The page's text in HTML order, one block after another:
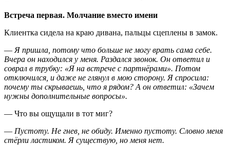
Встреча первая. Молчание вместо имени
Клиентка сидела на краю дивана, пальцы сцеплены в замок.
— Я пришла, потому что больше не могу врать сама себе.
Вчера он находился у меня. Раздался звонок. Он ответил и
соврал в трубку: «Я на встрече с партнёрами». Потом
отключился, и даже не глянул в мою сторону. Я спросила:
почему ты скрываешь, что я рядом? А он ответил: «Зачем
нужны дополнительные вопросы».
— Что вы ощущали в тот миг?
— Пустоту. Не гнев, не обиду. Именно пустоту. Словно меня
стёрли ластиком. Я существую, но меня нет.